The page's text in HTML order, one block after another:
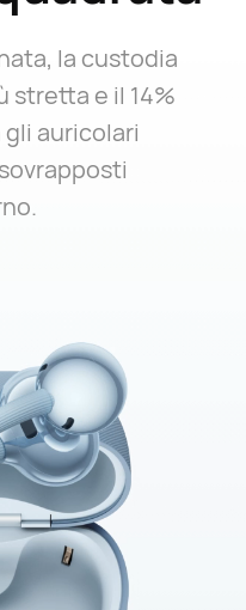
la custodia
stretta e il 14%
gli auricolari